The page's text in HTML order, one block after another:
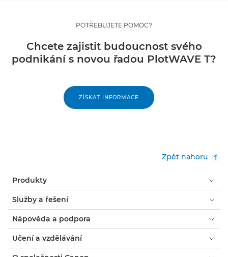
POTŘEBUJETE POMOC?
Chcete zajistit budoucnost svého
podnikání s novou řadou PlotWAVE T?
ZÍSKAT INFORMACE
Zpět nahoru
Produkty
Služby a řešení
Nápověda a podpora
Učení a vzdělávání